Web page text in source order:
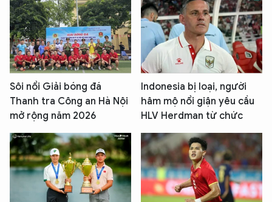
Sôi nổi Giải bóng đá
Thanh tra Công an Hà Nội
mở rộng năm 2026
Indonesia bị loại, người
hâm mộ nổi giận yêu cầu
HLV Herdman từ chức